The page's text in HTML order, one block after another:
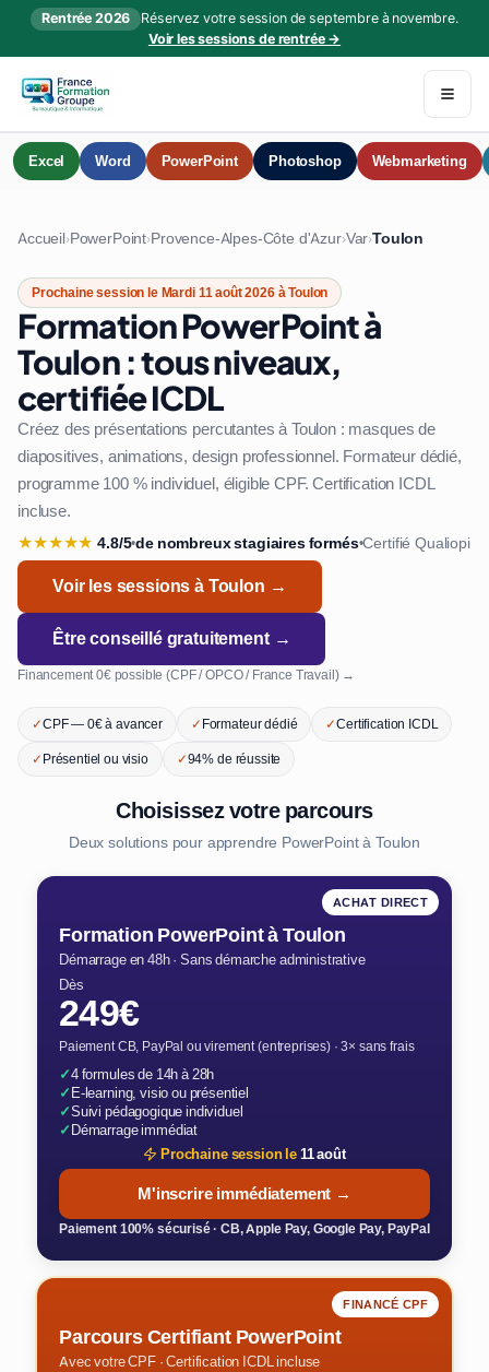
Rentrée 2026
Réservez votre session de septembre à novembre.
Voir les sessions de rentrée →
Excel Word PowerPoint Photoshop Webmarketing
Accueil›PowerPoint›Provence-Alpes-Côte d'Azur›Var›Toulon
Prochaine session le Mardi 11 août 2026 à Toulon
Formation PowerPoint à
Toulon : tous niveaux,
certifiée ICDL
Créez des présentations percutantes à Toulon : masques de
diapositives, animations, design professionnel. Formateur dédié,
programme 100 % individuel, éligible CPF. Certification ICDL
incluse.
★★★★★ 4.8/5•de nombreux stagiaires formés•Certifié Qualiopi
Voir les sessions à Toulon →
Être conseillé gratuitement →
Financement 0€ possible (CPF / OPCO / France Travail) →
✓CPF — 0€ à avancer ✓Formateur dédié ✓Certification ICDL
✓Présentiel ou visio ✓94% de réussite
Choisissez votre parcours
Deux solutions pour apprendre PowerPoint à Toulon
ACHAT DIRECT
Formation PowerPoint à Toulon
Démarrage en 48h · Sans démarche administrative
Dès
249€
Paiement CB, PayPal ou virement (entreprises) · 3× sans frais
✓4 formules de 14h à 28h
✓E-learning, visio ou présentiel
✓Suivi pédagogique individuel
✓Démarrage immédiat
Prochaine session le11 août
M'inscrire immédiatement →
Paiement 100% sécurisé · CB, Apple Pay, Google Pay, PayPal
FINANCÉ CPF
Parcours Certifiant PowerPoint
Avec votre CPF · Certification ICDL incluse